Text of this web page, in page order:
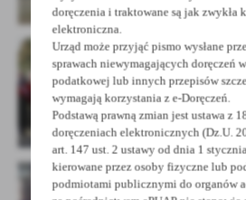
doręczenia i traktowane są jak zwykła
elektroniczna.
Urząd może przyjąć pismo wysłane
sprawach niewymagających doręczeń
podatkowej lub innych przepisów
wymagają korzystania z e-Doręczeń.
Podstawą prawną zmian jest ustawa z
doręczeniach elektronicznych (Dz.U.
art. 147 ust. 2 ustawy od dnia 1
kierowane przez osoby fizyczne lub
podmiotami publicznymi do organów